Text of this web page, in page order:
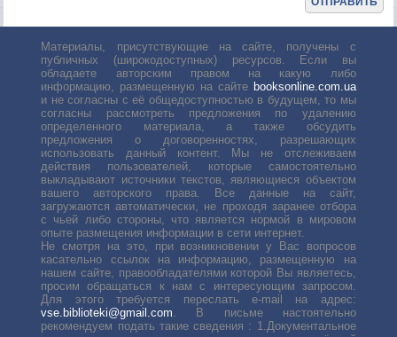
Материалы, присутствующие на сайте, получены с
публичных (широкодоступных) ресурсов. Если вы
обладаете авторским правом на какую либо
информацию, размещенную на сайте booksonline.com.ua
и не согласны с её общедоступностью в будущем, то мы
согласны рассмотреть предложения по удалению
определенного материала, а также обсудить
предложения о договоренностях, разрешающих
использовать данный контент. Мы не отслеживаем
действия пользователей, которые самостоятельно
выкладывают источники текстов, являющиеся объектом
вашего авторского права. Все данные на сайт,
загружаются автоматически, не проходя заранее отбора
с чьей либо стороны, что является нормой в мировом
опыте размещения информации в сети интернет.
Не смотря на это, при возникновении у Вас вопросов
касательно ссылок на информацию, размещенную на
нашем сайте, правообладателями которой Вы являетесь,
просим обращаться к нам с интересующим запросом.
Для этого требуется переслать е-mail на адрес:
vse.biblioteki@gmail.com. В письме настоятельно
рекомендуем подать такие сведения : 1.Документальное